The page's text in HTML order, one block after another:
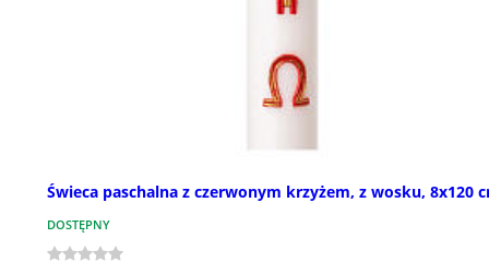
Świeca paschalna z czerwonym krzyżem, z wosku, 8x120
DOSTĘPNY